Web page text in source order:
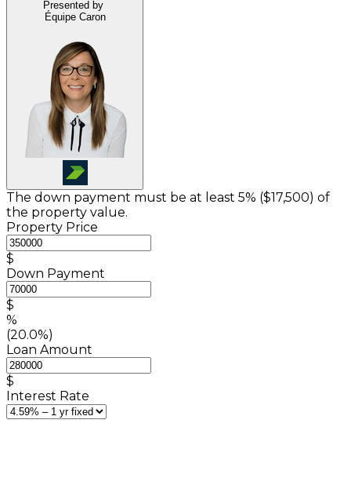
Presented by
Équipe Caron
The down payment must be at least 5% ($17,500) of
the property value.
Property Price
$
Down Payment
$
%
(20.0%)
Loan Amount
$
Interest Rate